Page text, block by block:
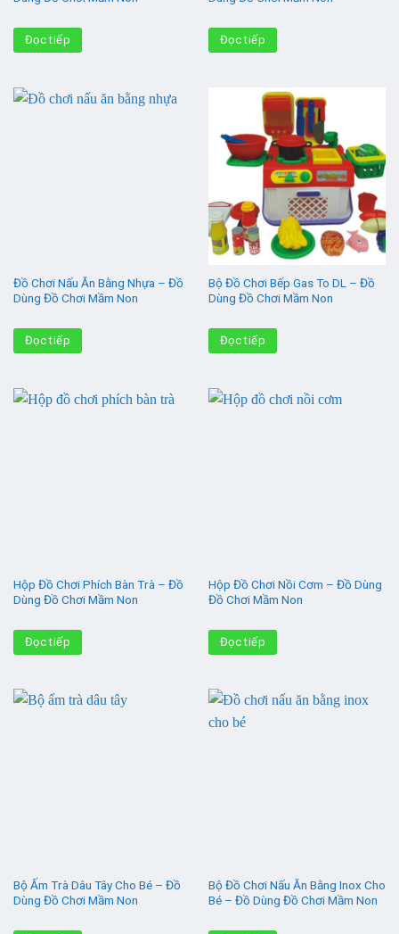
Đọc tiếp Đọc tiếp
Đồ Chơi Nấu Ăn Bằng Nhựa – Đồ
Dùng Đồ Chơi Mầm Non
Đọc tiếp
Bộ Đồ Chơi Bếp Gas To DL – Đồ
Dùng Đồ Chơi Mầm Non
Đọc tiếp
Hộp Đồ Chơi Phích Bàn Trà – Đồ
Dùng Đồ Chơi Mầm Non
Đọc tiếp
Hộp Đồ Chơi Nồi Cơm – Đồ Dùng
Đồ Chơi Mầm Non
Đọc tiếp
Bộ Ấm Trà Dâu Tây Cho Bé – Đồ
Dùng Đồ Chơi Mầm Non
Bộ Đồ Chơi Nấu Ăn Bằng Inox Cho
Bé – Đồ Dùng Đồ Chơi Mầm Non